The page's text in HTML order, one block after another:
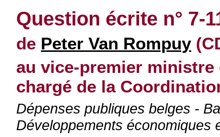
Question écrite n° 7-
de Peter Van Rompuy
au vice-premier
chargé de la
Dépenses publiques belges -
Développements économiques